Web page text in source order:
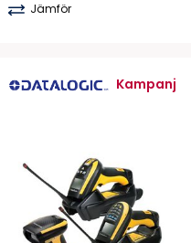
Jämför
Kampanj